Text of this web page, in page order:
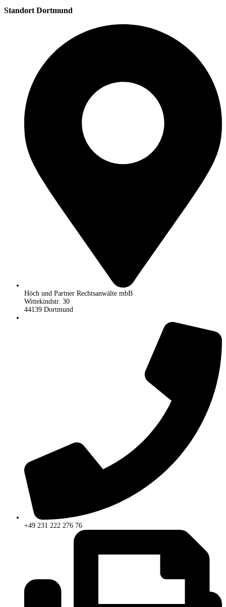
Standort Dortmund
Höch und Partner Rechtsanwälte mbB
Wittekindstr. 30
44139 Dortmund
+49 231 222 276 76